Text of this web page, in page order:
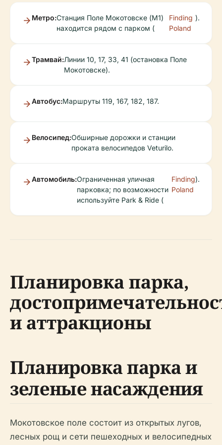
Метро:Станция Поле Мокотовске (M1)
находится рядом с парком (
Finding
Poland
).
Трамвай:Линии 10, 17, 33, 41 (остановка Поле
Мокотовске).
Автобус:Маршруты 119, 167, 182, 187.
Велосипед:Обширные дорожки и станции
проката велосипедов Veturilo.
Автомобиль:Ограниченная уличная
парковка; по возможности
используйте Park & Ride (
Finding
Poland
).
Планировка парка,
и аттракционы
Планировка парка и
зеленые насаждения
Мокотовское поле состоит из открытых лугов,
лесных рощ и сети пешеходных и велосипедных